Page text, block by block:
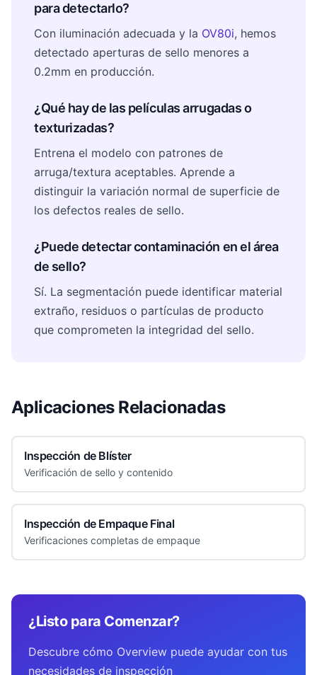
para detectarlo?
Con iluminación adecuada y la OV80i, hemos
detectado aperturas de sello menores a
0.2mm en producción.
¿Qué hay de las películas arrugadas o
texturizadas?
Entrena el modelo con patrones de
arruga/textura aceptables. Aprende a
distinguir la variación normal de superficie de
los defectos reales de sello.
¿Puede detectar contaminación en el área
de sello?
Sí. La segmentación puede identificar material
extraño, residuos o partículas de producto
que comprometen la integridad del sello.
Aplicaciones Relacionadas
Inspección de Blíster
Verificación de sello y contenido
Inspección de Empaque Final
Verificaciones completas de empaque
¿Listo para Comenzar?
Descubre cómo Overview puede ayudar con tus
necesidades de inspección